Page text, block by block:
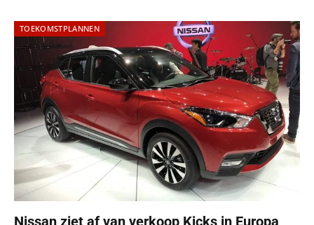
TOEKOMSTPLANNEN
Nissan ziet af van verkoop Kicks in Europa